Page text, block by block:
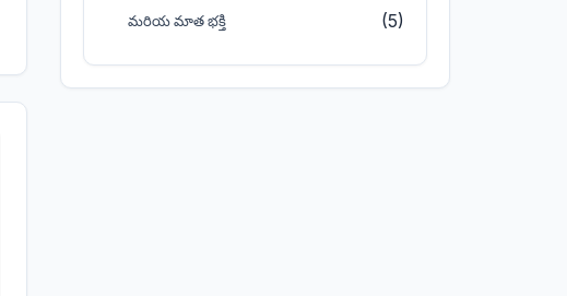
మరియ మాత భక్తి (5)